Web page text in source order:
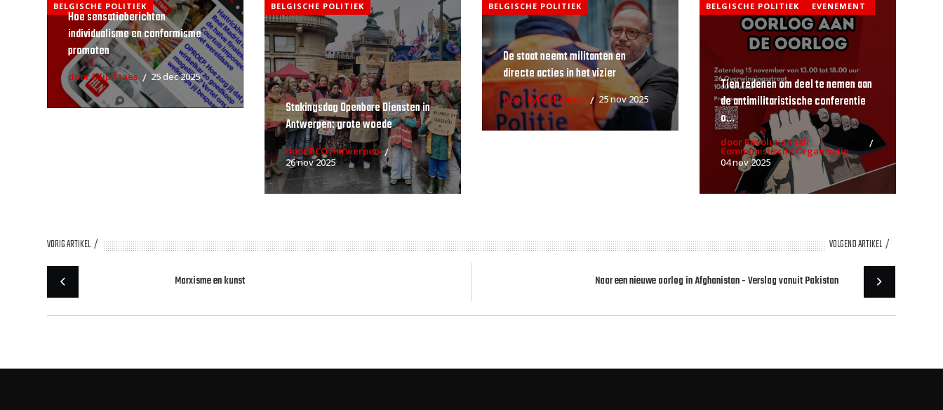
BELGISCHE POLITIEK
Hoe sensatieberichten
individualisme en conformisme
promoten
door Filip Staes 25 dec 2025
BELGISCHE POLITIEK
Stakingsdag Openbare Diensten in
Antwerpen: grote woede
door RCO Antwerpen
26 nov 2025
BELGISCHE POLITIEK
De staat neemt militanten en
directe acties in het vizier
door Kyle Michiels 25 nov 2025
BELGISCHE POLITIEK ,
EVENEMENT
Tien redenen om deel te nemen aan
de antimilitaristische conferentie
o...
door Revolutionnair
Communistische Organisatie
04 nov 2025
VORIG ARTIKEL VOLGEND ARTIKEL
Marxisme en kunst Naar een nieuwe oorlog in Afghanistan - Verslag vanuit Pakistan